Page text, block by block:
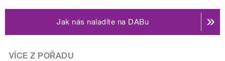
Jak nás naladíte na DABu
VÍCE Z POŘADU